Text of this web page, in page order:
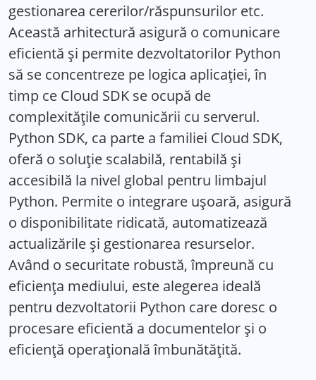
gestionarea cererilor/răspunsurilor etc.
Această arhitectură asigură o comunicare
eficientă și permite dezvoltatorilor Python
să se concentreze pe logica aplicației, în
timp ce Cloud SDK se ocupă de
complexitățile comunicării cu serverul.
Python SDK, ca parte a familiei Cloud SDK,
oferă o soluție scalabilă, rentabilă și
accesibilă la nivel global pentru limbajul
Python. Permite o integrare ușoară, asigură
o disponibilitate ridicată, automatizează
actualizările și gestionarea resurselor.
Având o securitate robustă, împreună cu
eficiența mediului, este alegerea ideală
pentru dezvoltatorii Python care doresc o
procesare eficientă a documentelor și o
eficiență operațională îmbunătățită.